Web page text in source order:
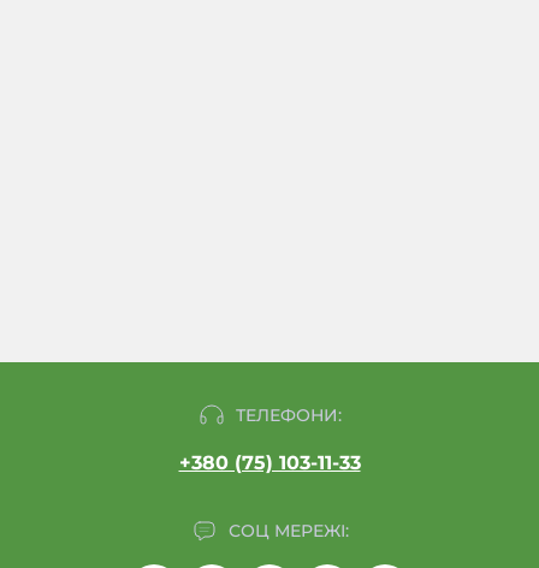
ТЕЛЕФОНИ:
+380 (75) 103-11-33
СОЦ МЕРЕЖІ: